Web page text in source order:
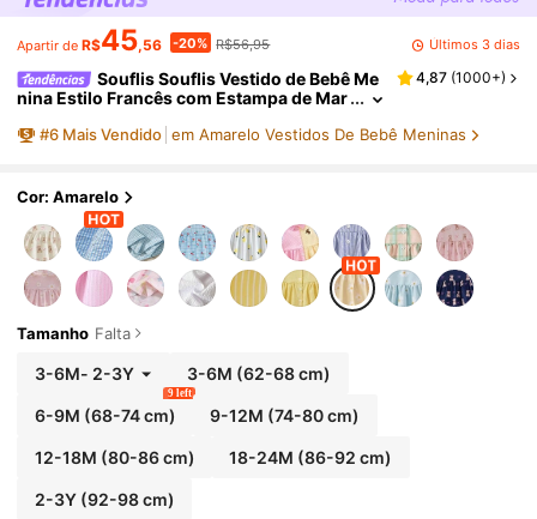
Apartir de R$45,56 -20% R$56,95 Últimos 3 dias
Souflis Souflis Vestido de Bebê Me
nina Estilo Francês com Estampa de Mar
ola Peter Pan e Mangas Bufantes, Visual Cas
4,87 (1000+)
#6 Mais Vendido em Amarelo Vestidos De Bebê Meninas
Cor: Amarelo
Tamanho Falta
3-6M- 2-3Y 3-6M (62-68 cm)
6-9M (68-74 cm)
9 left
9-12M (74-80 cm)
12-18M (80-86 cm) 18-24M (86-92 cm)
2-3Y(92-98 cm)